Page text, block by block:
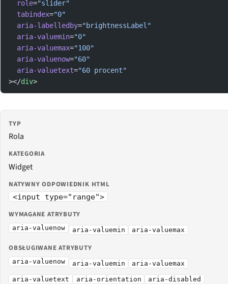
  role
="slider"
  tabindex
="0"
  aria-labelledby
="brightnessLabel"
  aria-valuemin
="0"
  aria-valuemax
="100"
  aria-valuenow
="60"
  aria-valuetext
="60 procent"
></div>
TYP
Rola
KATEGORIA
Widget
NATYWNY ODPOWIEDNIK HTML
<input type="range">
WYMAGANE ATRYBUTY
aria-valuenow aria-valuemin aria-valuemax
OBSŁUGIWANE ATRYBUTY
aria-valuenow aria-valuemin aria-valuemax
aria-valuetext aria-orientation aria-disabled